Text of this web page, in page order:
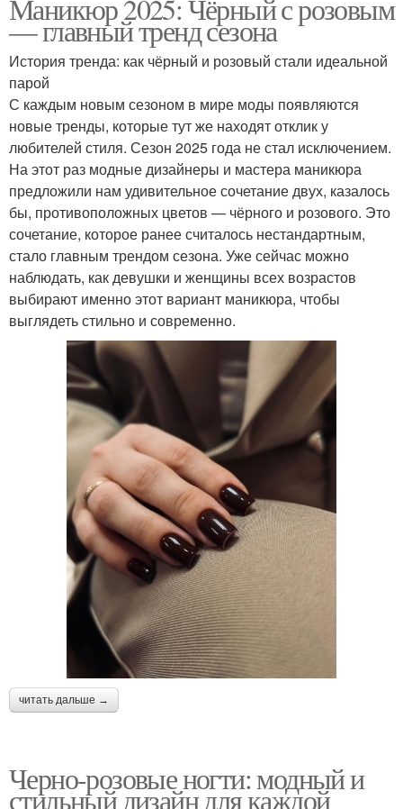
Маникюр 2025: Чёрный с розовым
— главный тренд сезона
История тренда: как чёрный и розовый стали идеальной
парой
С каждым новым сезоном в мире моды появляются
новые тренды, которые тут же находят отклик у
любителей стиля. Сезон 2025 года не стал исключением.
На этот раз модные дизайнеры и мастера маникюра
предложили нам удивительное сочетание двух, казалось
бы, противоположных цветов — чёрного и розового. Это
сочетание, которое ранее считалось нестандартным,
стало главным трендом сезона. Уже сейчас можно
наблюдать, как девушки и женщины всех возрастов
выбирают именно этот вариант маникюра, чтобы
выглядеть стильно и современно.
читать дальше →
Черно-розовые ногти: модный и
стильный дизайн для каждой